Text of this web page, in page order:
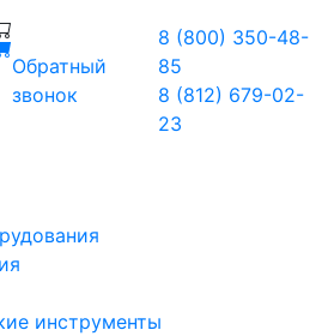
Обратный
звонок
8 (800) 350-48-
85
8 (812) 679-02-
23
инструменты